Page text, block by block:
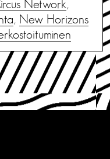
Network,
, New Horizons